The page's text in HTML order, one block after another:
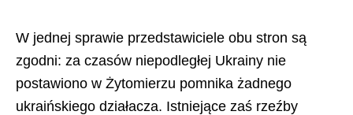
W jednej sprawie przedstawiciele obu stron są
zgodni: za czasów niepodległej Ukrainy nie
postawiono w Żytomierzu pomnika żadnego
ukraińskiego działacza. Istniejące zaś rzeźby